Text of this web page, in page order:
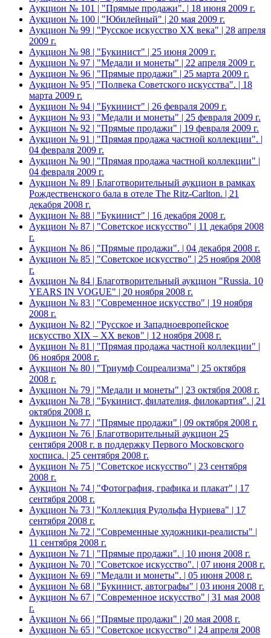
Аукцион № 101 | "Прямые продажи". | 18 июня 2009 г.
Аукцион № 100 | "Юбилейный" | 20 мая 2009 г.
Аукцион № 99 | "Русское искусство XX века" | 28 апреля
2009 г.
Аукцион № 98 | "Букинист" | 25 июня 2009 г.
Аукцион № 97 | "Медали и монеты" | 22 апреля 2009 г.
Аукцион № 96 | "Прямые продажи" | 25 марта 2009 г.
Аукцион № 95 | "Полвека Советского искусства". | 18
марта 2009 г.
Аукцион № 94 | "Букинист" | 26 февраля 2009 г.
Аукцион № 93 | "Медали и монеты" | 25 февраля 2009 г.
Аукцион № 92 | "Прямые продажи" | 19 февраля 2009 г.
Аукцион № 91 | "Прямая продажа частной коллекции". |
04 февраля 2009 г.
Аукцион № 90 | "Прямая продажа частной коллекции" |
04 февраля 2009 г.
Аукцион № 89 | Благотворительный аукцион в рамках
Рождественского бала в отеле The Ritz-Carlton. | 21
декабря 2008 г.
Аукцион № 88 | "Букинист" | 16 декабря 2008 г.
Аукцион № 87 | "Советское искусство" | 11 декабря 2008
г.
Аукцион № 86 | "Прямые продажи". | 04 декабря 2008 г.
Аукцион № 85 | "Советское искусство" | 25 ноября 2008
г.
Аукцион № 84 | Благотворительный аукцион "Russia. 10
YEARS IN VOGUE" | 20 ноября 2008 г.
Аукцион № 83 | "Современное искусство" | 19 ноября
2008 г.
Аукцион № 82 | "Русское и Западноевропейское
искусство XIX – ХХ веков" | 12 ноября 2008 г.
Аукцион № 81 | "Прямая продажа частной коллекции" |
06 ноября 2008 г.
Аукцион № 80 | "Триумф Соцреализма" | 25 октября
2008 г.
Аукцион № 79 | "Медали и монеты" | 23 октября 2008 г.
Аукцион № 78 | "Букинист, филателия, филокартия". | 21
октября 2008 г.
Аукцион № 77 | "Прямые продажи" | 09 октября 2008 г.
Аукцион № 76 | Благотворительный аукцион 25
сентября 2008 г. в поддержку Первого Московского
хосписа. | 25 сентября 2008 г.
Аукцион № 75 | "Советское искусство" | 23 сентября
2008 г.
Аукцион № 74 | "Фотография, графика и плакат" | 17
сентября 2008 г.
Аукцион № 73 | "Коллекция Рудольфа Нуриева" | 17
сентября 2008 г.
Аукцион № 72 | "Современные художники-реалисты" |
11 сентября 2008 г.
Аукцион № 71 | "Прямые продажи". | 10 июня 2008 г.
Аукцион № 70 | "Советское искусство". | 07 июня 2008 г.
Аукцион № 69 | "Медали и монеты". | 05 июня 2008 г.
Аукцион № 68 | "Букинист, автографы" | 03 июня 2008 г.
Аукцион № 67 | "Современное искусство" | 31 мая 2008
г.
Аукцион № 66 | "Прямые продажи" | 20 мая 2008 г.
Аукцион № 65 | "Советское искусство" | 24 апреля 2008